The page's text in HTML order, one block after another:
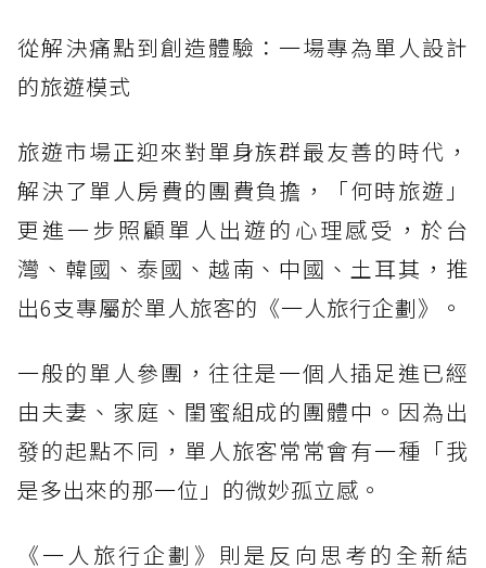
從解決痛點到創造體驗：一場專為單人設計
的旅遊模式
旅遊市場正迎來對單身族群最友善的時代，
解決了單人房費的團費負擔，「何時旅遊」
更進一步照顧單人出遊的心理感受，於台
灣、韓國、泰國、越南、中國、土耳其，推
出6支專屬於單人旅客的《一人旅行企劃》。
一般的單人參團，往往是一個人插足進已經
由夫妻、家庭、閨蜜組成的團體中。因為出
發的起點不同，單人旅客常常會有一種「我
是多出來的那一位」的微妙孤立感。
《一人旅行企劃》則是反向思考的全新結